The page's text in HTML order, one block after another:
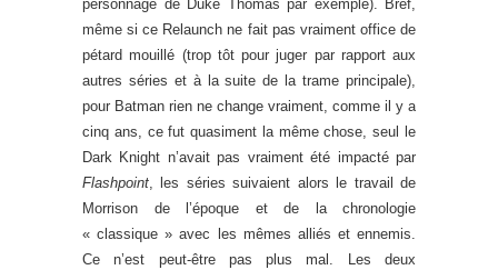
personnage de Duke Thomas par exemple). Bref,
même si ce Relaunch ne fait pas vraiment office de
pétard mouillé (trop tôt pour juger par rapport aux
autres séries et à la suite de la trame principale),
pour Batman rien ne change vraiment, comme il y a
cinq ans, ce fut quasiment la même chose, seul le
Dark Knight n’avait pas vraiment été impacté par
Flashpoint, les séries suivaient alors le travail de
Morrison de l’époque et de la chronologie
« classique » avec les mêmes alliés et ennemis.
Ce n’est peut-être pas plus mal. Les deux